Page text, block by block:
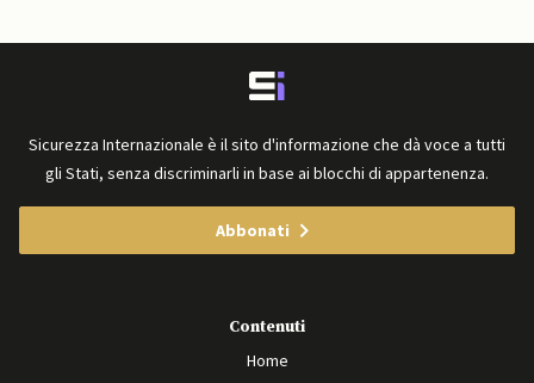
Sicurezza Internazionale è il sito d'informazione che dà voce a tutti
gli Stati, senza discriminarli in base ai blocchi di appartenenza.
Abbonati
Contenuti
Home